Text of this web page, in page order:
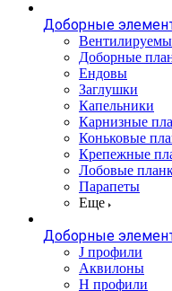
Доборные
Доборные
Ендовы
Заглушки
Капельники
Карнизные
Коньковые
Крепежные
Лобовые
Парапеты
Еще
Доборные
J профили
Аквилоны
Н профили